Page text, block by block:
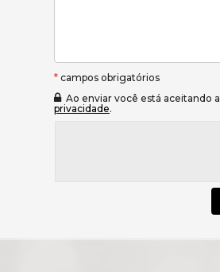
* campos obrigatórios
Ao enviar você está aceitando a
privacidade.